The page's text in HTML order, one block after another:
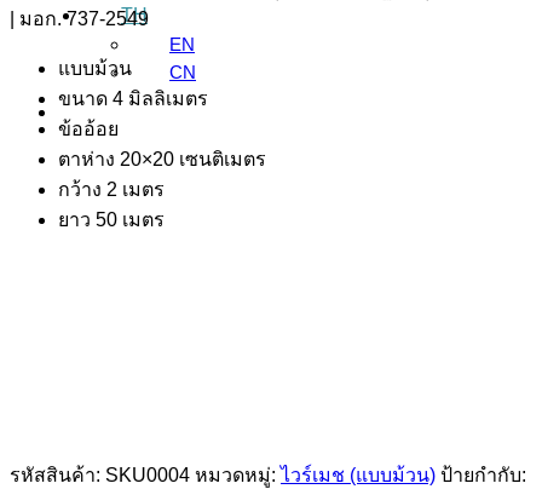
TH
EN
CN
| มอก. 737-2549
แบบม้วน
ขนาด 4 มิลลิเมตร
ข้ออ้อย
ตาห่าง 20×20 เซนติเมตร
กว้าง 2 เมตร
ยาว 50 เมตร
รหัสสินค้า: SKU0004 หมวดหมู่:ไวร์เมช (แบบม้วน) ป้ายกำกับ: